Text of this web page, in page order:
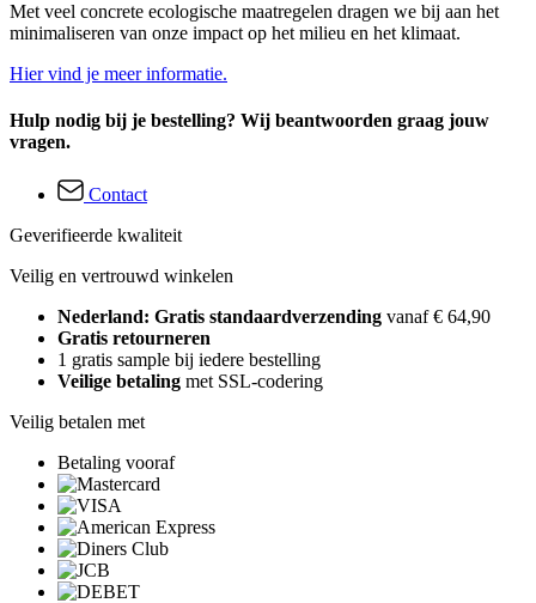
Met veel concrete ecologische maatregelen dragen we bij aan het
minimaliseren van onze impact op het milieu en het klimaat.
Hier vind je meer informatie.
Hulp nodig bij je bestelling? Wij beantwoorden graag jouw
vragen.
Contact
Geverifieerde kwaliteit
Veilig en vertrouwd winkelen
Nederland: Gratis standaardverzending vanaf € 64,90
Gratis retourneren
1 gratis sample bij iedere bestelling
Veilige betaling met SSL-codering
Veilig betalen met
Betaling vooraf